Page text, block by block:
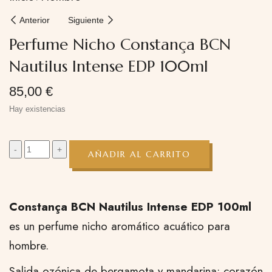
Anterior Siguiente
Perfume Nicho Constança BCN
Nautilus Intense EDP 100ml
85,00 €
Constança BCN Nautilus Intense EDP 100ml
es un perfume nicho aromático acuático para
hombre.
Hay existencias
AÑADIR AL CARRITO